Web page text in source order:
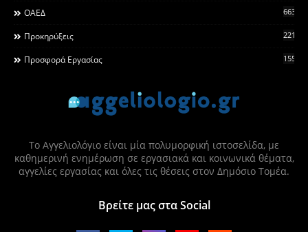
ΟΑΕΔ 663
Προκηρύξεις 2215
Προσφορά Εργασίας 155
Το Αγγελιολόγιο είναι μία πολυμορφική ιστοσελίδα, με
καθημερινή ενημέρωση σε εργασιακά και κοινωνικά θέματα,
αγγελίες εργασίας και όλες τις θέσεις στον Δημόσιο Τομέα.
Βρείτε μας στα Social